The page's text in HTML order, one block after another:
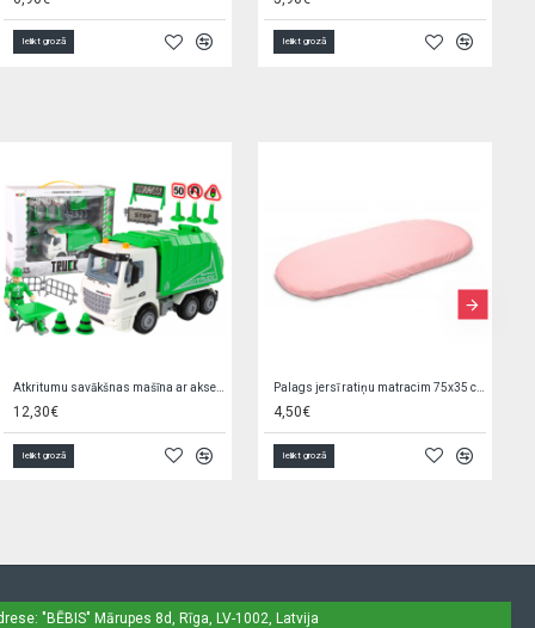
Ielikt grozā Ielikt grozā
Rotaļlieta ar pīkstuli KOALA 17 cm 9549
4,80€
Ielikt grozā
5,95€
Ielikt grozā
"BĒBIS" Mārupes 8d, Rīga, LV-1002, Latvija